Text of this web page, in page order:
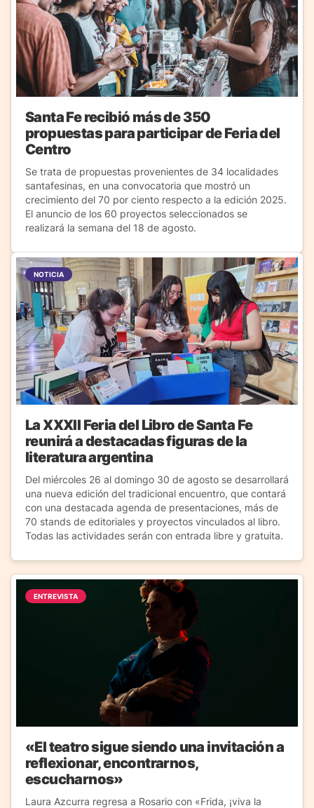
Santa Fe recibió más de 350
propuestas para participar de Feria del
Centro
Se trata de propuestas provenientes de 34 localidades
santafesinas, en una convocatoria que mostró un
crecimiento del 70 por ciento respecto a la edición 2025.
El anuncio de los 60 proyectos seleccionados se
realizará la semana del 18 de agosto.
NOTICIA
La XXXII Feria del Libro de Santa Fe
reunirá a destacadas figuras de la
literatura argentina
Del miércoles 26 al domingo 30 de agosto se desarrollará
una nueva edición del tradicional encuentro, que contará
con una destacada agenda de presentaciones, más de
70 stands de editoriales y proyectos vinculados al libro.
Todas las actividades serán con entrada libre y gratuita.
ENTREVISTA
«El teatro sigue siendo una invitación a
reflexionar, encontrarnos,
escucharnos»
Laura Azcurra regresa a Rosario con «Frida, ¡viva la